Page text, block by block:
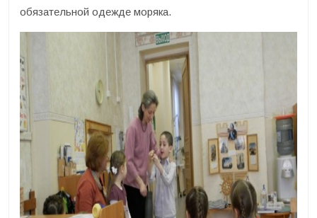
обязательной одежде моряка.